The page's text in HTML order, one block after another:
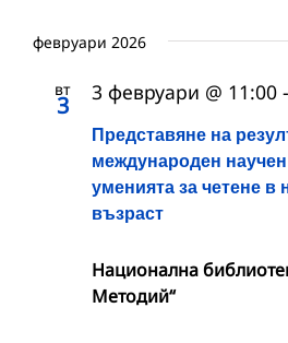
февруари 2026
вт
3
Представяне на
международен
уменията за четене
възраст
3 февруари @ 11:00 -
Национална
Методий“